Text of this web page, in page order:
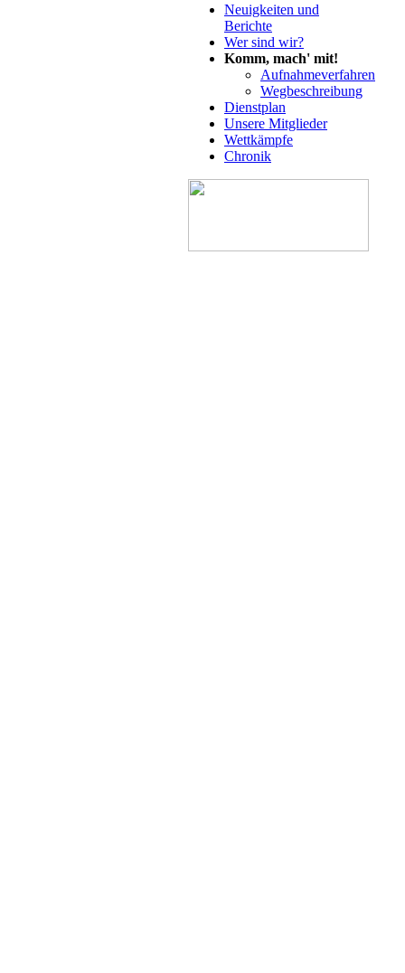
Neuigkeiten und
Berichte
Wer sind wir?
Komm, mach' mit!
Aufnahmeverfahren
Wegbeschreibung
Dienstplan
Unsere Mitglieder
Wettkämpfe
Chronik